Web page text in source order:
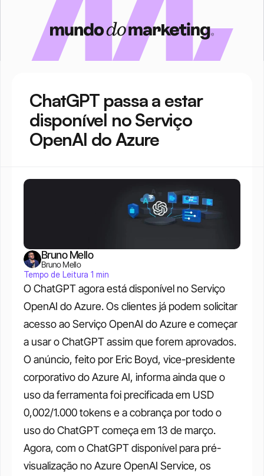
ChatGPT passa a estar
disponível no Serviço
OpenAI do Azure
O ChatGPT agora está disponível no Serviço
OpenAI do Azure. Os clientes já podem solicitar
acesso ao Serviço OpenAI do Azure e começar
a usar o ChatGPT assim que forem aprovados.
O anúncio, feito por Eric Boyd, vice-presidente
corporativo do Azure AI, informa ainda que o
uso da ferramenta foi precificada em USD
0,002/1.000 tokens e a cobrança por todo o
uso do ChatGPT começa em 13 de março.
Agora, com o ChatGPT disponível para pré-
visualização no Azure OpenAI Service, os
Bruno Mello
Bruno Mello
Tempo de Leitura 1 min